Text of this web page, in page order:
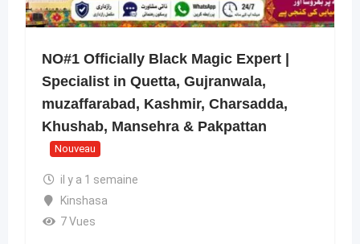
NO#1 Officially Black Magic Expert |
Specialist in Quetta, Gujranwala,
muzaffarabad, Kashmir, Charsadda,
Khushab, Mansehra & Pakpattan
Nouveau
il y a 1 semaine
Kinshasa
7 Vues